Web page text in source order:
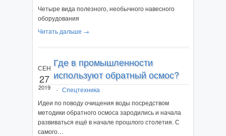
Четыре вида полезного, необычного навесного
оборудования
Читать дальше →
СЕН
27
2019
Где в промышленности
используют обратный осмос?
- Спецтехника
Идеи по поводу очищения воды посредством
методики обратного осмоса зародились и начала
развиваться ещё в начале прошлого столетия. С
самого…